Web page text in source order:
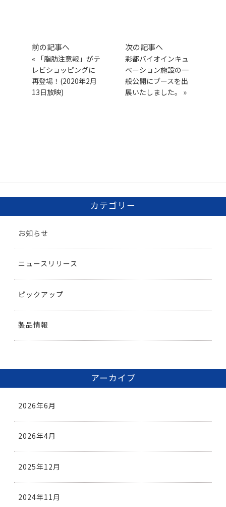
前の記事へ
«
「脂肪注意報」がテ
レビショッピングに
再登場！(2020年2月
13日放映)
次の記事へ
彩都バイオインキュ
ベーション施設の一
般公開にブースを出
展いたしました。
»
カテゴリー
お知らせ
ニュースリリース
ピックアップ
製品情報
アーカイブ
2026年6月
2026年4月
2025年12月
2024年11月